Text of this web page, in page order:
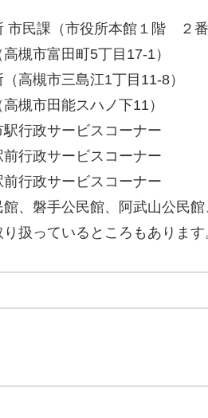
市民課（市役所本館１階 ２番
高槻市富田町5丁目17-1）
（高槻市三島江1丁目11-8）
高槻市田能スハノ下11）
駅行政サービスコーナー
前行政サービスコーナー
前行政サービスコーナー
館、磐手公民館、阿武山公民
り扱っているところもありま